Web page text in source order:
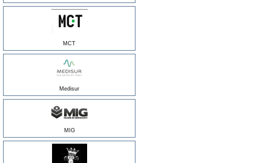
MCT
Medisur
MIG